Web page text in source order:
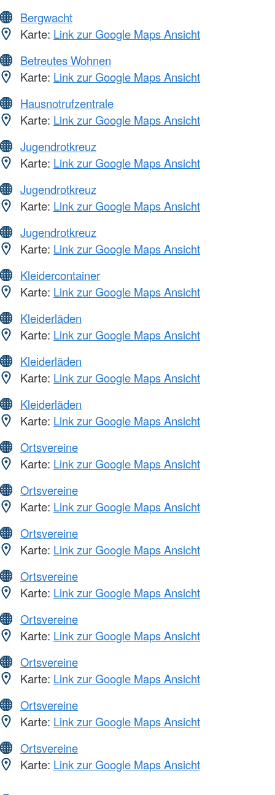
Bergwacht
Karte: Link zur Google Maps Ansicht
Betreutes Wohnen
Karte: Link zur Google Maps Ansicht
Hausnotrufzentrale
Karte: Link zur Google Maps Ansicht
Jugendrotkreuz
Karte: Link zur Google Maps Ansicht
Jugendrotkreuz
Karte: Link zur Google Maps Ansicht
Jugendrotkreuz
Karte: Link zur Google Maps Ansicht
Kleidercontainer
Karte: Link zur Google Maps Ansicht
Kleiderläden
Karte: Link zur Google Maps Ansicht
Kleiderläden
Karte: Link zur Google Maps Ansicht
Kleiderläden
Karte: Link zur Google Maps Ansicht
Ortsvereine
Karte: Link zur Google Maps Ansicht
Ortsvereine
Karte: Link zur Google Maps Ansicht
Ortsvereine
Karte: Link zur Google Maps Ansicht
Ortsvereine
Karte: Link zur Google Maps Ansicht
Ortsvereine
Karte: Link zur Google Maps Ansicht
Ortsvereine
Karte: Link zur Google Maps Ansicht
Ortsvereine
Karte: Link zur Google Maps Ansicht
Ortsvereine
Karte: Link zur Google Maps Ansicht